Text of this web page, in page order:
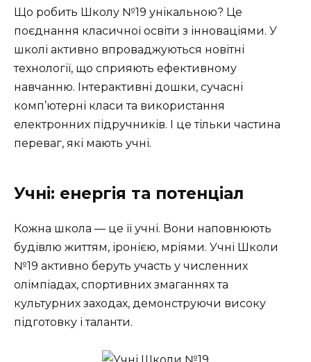
Що робить Школу №19 унікальною? Це
поєднання класичної освіти з інноваціями. У
школі активно впроваджуються новітні
технології, що сприяють ефективному
навчанню. Інтерактивні дошки, сучасні
комп’ютерні класи та використання
електронних підручників. І це тільки частина
переваг, які мають учні.
Учні: енергія та потенціал
Кожна школа — це її учні. Вони наповнюють
будівлю життям, іронією, мріями. Учні Школи
№19 активно беруть участь у численних
олімпіадах, спортивних змаганнях та
культурних заходах, демонструючи високу
підготовку і таланти.